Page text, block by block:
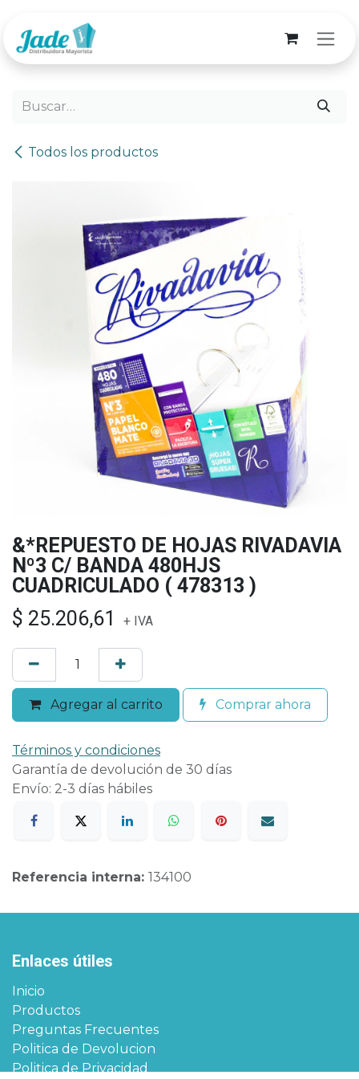
Todos los productos
&*REPUESTO DE HOJAS RIVADAVIA
Nº3 C/ BANDA 480HJS
CUADRICULADO ( 478313 )
$ 25.206,61 + IVA
Agregar al carrito Comprar ahora
Términos y condiciones
Garantía de devolución de 30 días
Envío: 2-3 días hábiles
Referencia interna: 134100
Enlaces útiles
Inicio
Productos
Preguntas Frecuentes
Politica de Devolucion
Politica de Privacidad